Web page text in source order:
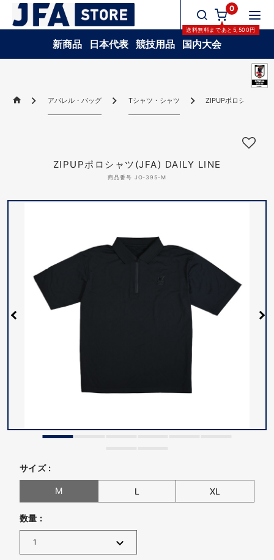
0
送料無料まであと 5,500円
新商品 日本代表 競技用品 国内大会
アパレル・バッグ Tシャツ・シャツ ZIPUPポロシャツ
ZIPUPポロシャツ(JFA) DAILY LINE
商品番号 JO-395-M
サイズ :
M L XL
数量 :